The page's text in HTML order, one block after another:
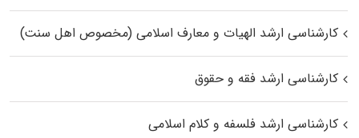
کارشناسی ارشد الهیات و معارف اسلامی (مخصوص اهل سنت)
کارشناسی ارشد فقه و حقوق
کارشناسی ارشد فلسفه و کلام اسلامی